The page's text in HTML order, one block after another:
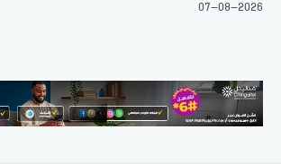
07-08-2026